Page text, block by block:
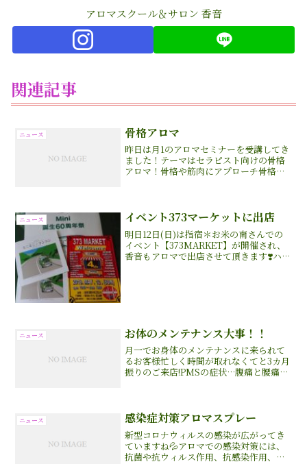
アロマスクール＆サロン 香音
関連記事
ニュース 骨格アロマ
昨日は月1のアロマセミナーを受講してき
ました！テーマはセラピスト向けの骨格
アロマ！骨格や筋肉にアプローチ骨格の
ロンではお客様の体...
ニュース イベント373マーケットに出店
明日12日(日)は指宿＊お米の南さんでの
イベント【373MARKET】が開催され、
香音もアロマで出店させて頂きます❣️ハン
ニュース お体のメンテナンス大事！！
月一でお身体のメンテナンスに来られて
るお客様忙しく時間が取れなくてと3カ月
振りのご来店!PMSの症状…腹痛と腰痛で
10年近く...
ニュース 感染症対策アロマスプレー
新型コロナウィルスの感染が広がってき
ていますね💦アロマでの感染対策には、
抗菌や抗ウィルス作用、抗感染作用、免